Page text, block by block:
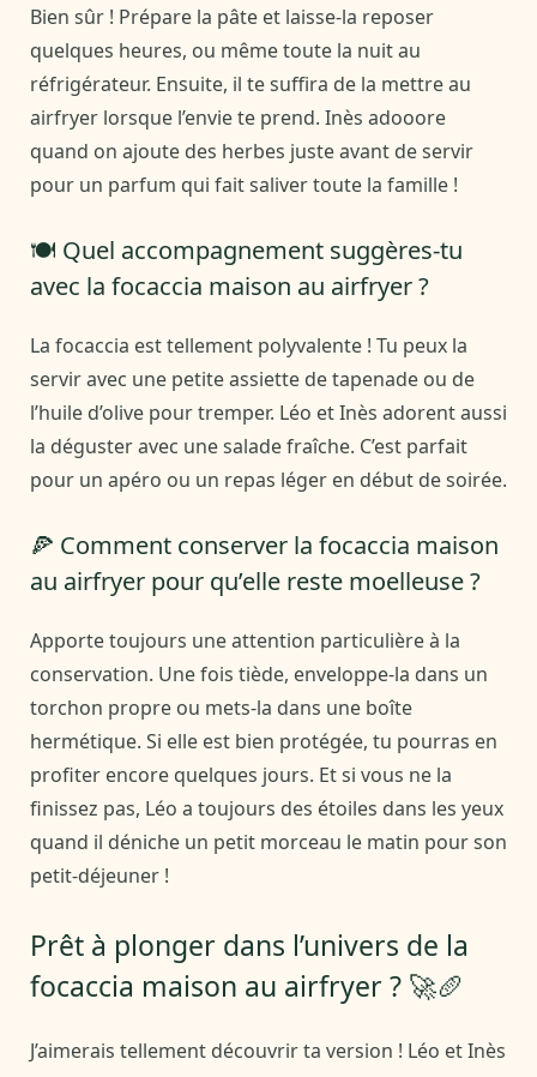
Bien sûr ! Prépare la pâte et laisse-la reposer
quelques heures, ou même toute la nuit au
réfrigérateur. Ensuite, il te suffira de la mettre au
airfryer lorsque l’envie te prend. Inès adooore
quand on ajoute des herbes juste avant de servir
pour un parfum qui fait saliver toute la famille !
🍽️ Quel accompagnement suggères-tu
avec la focaccia maison au airfryer ?
La focaccia est tellement polyvalente ! Tu peux la
servir avec une petite assiette de tapenade ou de
l’huile d’olive pour tremper. Léo et Inès adorent aussi
la déguster avec une salade fraîche. C’est parfait
pour un apéro ou un repas léger en début de soirée.
🍕 Comment conserver la focaccia maison
au airfryer pour qu’elle reste moelleuse ?
Apporte toujours une attention particulière à la
conservation. Une fois tiède, enveloppe-la dans un
torchon propre ou mets-la dans une boîte
hermétique. Si elle est bien protégée, tu pourras en
profiter encore quelques jours. Et si vous ne la
finissez pas, Léo a toujours des étoiles dans les yeux
quand il déniche un petit morceau le matin pour son
petit-déjeuner !
Prêt à plonger dans l’univers de la
focaccia maison au airfryer ? 🚀🥖
J’aimerais tellement découvrir ta version ! Léo et Inès